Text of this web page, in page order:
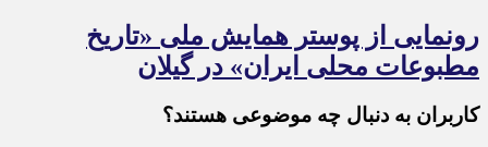
رونمایی از پوستر همایش ملی «تاریخ
مطبوعات محلی ایران» در گیلان
کاربران به دنبال چه موضوعی هستند؟